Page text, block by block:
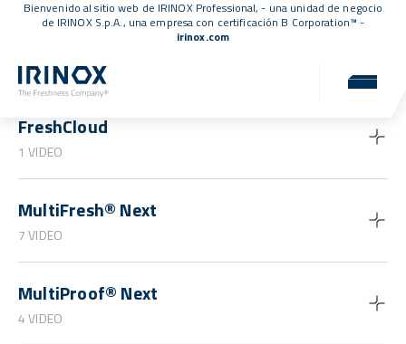
Bienvenido al sitio web de IRINOX Professional, - una unidad de negocio
de IRINOX S.p.A., una empresa con certificación B Corporation™ -
irinox.com
FreshCloud
1 VIDEO
MultiFresh® Next
7 VIDEO
MultiProof® Next
4 VIDEO